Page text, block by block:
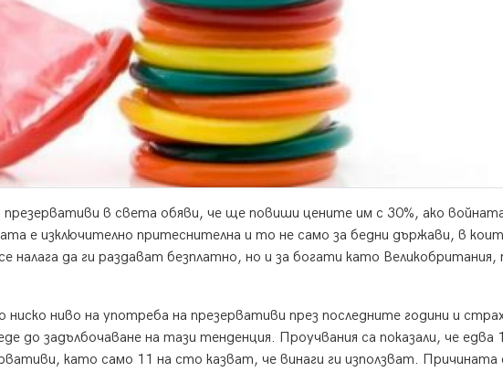
в света обяви, че ще повиши цените им с 30%, ако
е изключително притеснителна и то не само за бедни държави, в
налага да ги раздават безплатно, но и за богати като Великобритания,
ниво на употреба на презервативи през последните години и
до задълбочаване на тази тенденция. Проучвания са показали, че едва
като само 11 на сто казват, че винаги ги използват. Причината